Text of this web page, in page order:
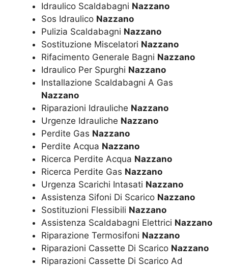
Idraulico Scaldabagni Nazzano
Sos Idraulico Nazzano
Pulizia Scaldabagni Nazzano
Sostituzione Miscelatori Nazzano
Rifacimento Generale Bagni Nazzano
Idraulico Per Spurghi Nazzano
Installazione Scaldabagni A Gas
Nazzano
Riparazioni Idrauliche Nazzano
Urgenze Idrauliche Nazzano
Perdite Gas Nazzano
Perdite Acqua Nazzano
Ricerca Perdite Acqua Nazzano
Ricerca Perdite Gas Nazzano
Urgenza Scarichi Intasati Nazzano
Assistenza Sifoni Di Scarico Nazzano
Sostituzioni Flessibili Nazzano
Assistenza Scaldabagni Elettrici Nazzano
Riparazione Termosifoni Nazzano
Riparazioni Cassette Di Scarico Nazzano
Riparazioni Cassette Di Scarico Ad